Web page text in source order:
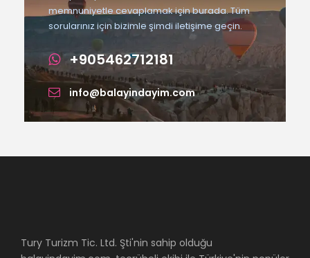
memnuniyetle cevaplamak için burada. Tüm
sorularınız için bizimle şimdi iletişime geçin.
+905462712181
info@balayindayim.com
Tury Turizm Tic. Ltd. Şti'nin sahip olduğu